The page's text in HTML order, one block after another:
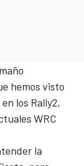
hemos visto
los Rally2,
WRC
la